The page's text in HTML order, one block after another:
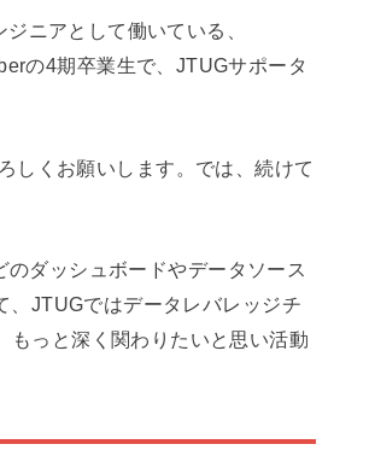
ニアとして働いている、
の4期卒業生で、JTUGサポータ
しくお願いします。では、続けて
ダッシュボードやデータソース
、JTUGではデータレバレッジチ
もっと深く関わりたいと思い活動